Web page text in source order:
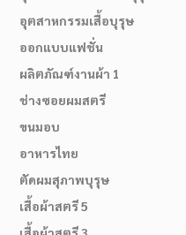
อุตสาหกรรมเสื้อบุรุษ
ออกแบบแฟชั่น
ผลิตภัณฑ์งานผ้า 1
ช่างซอยผมสตรี
ขนมอบ
อาหารไทย
ตัดผมสุภาพบุรุษ
เสื้อผ้าสตรี 5